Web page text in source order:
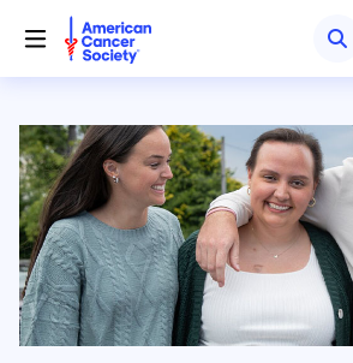
hacia
contenido